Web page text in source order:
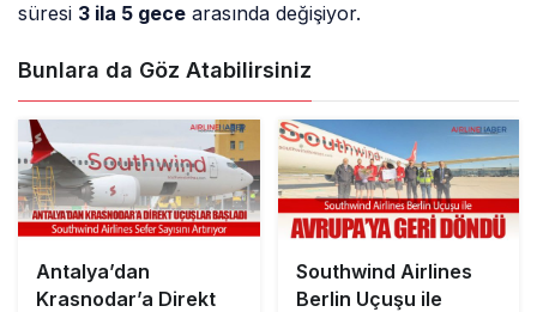
süresi 3 ila 5 gece arasında değişiyor.
Bunlara da Göz Atabilirsiniz
Antalya’dan
Krasnodar’a Direkt
Southwind Airlines
Berlin Uçuşu ile